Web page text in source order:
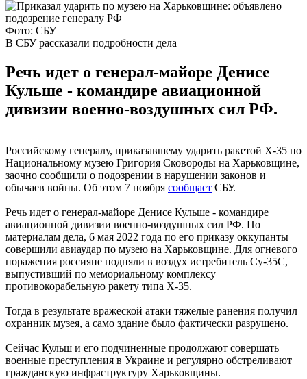
Фото: СБУ
В СБУ рассказали подробности дела
Речь идет о генерал-майоре Денисе
Кульше - командире авиационной
дивизии военно-воздушных сил РФ.
Российскому генералу, приказавшему ударить ракетой Х-35 по
Национальному музею Григория Сковороды на Харьковщине,
заочно сообщили о подозрении в нарушении законов и
обычаев войны. Об этом 7 ноября сообщает СБУ.
Речь идет о генерал-майоре Денисе Кульше - командире
авиационной дивизии военно-воздушных сил РФ. По
материалам дела, 6 мая 2022 года по его приказу оккупанты
совершили авиаудар по музею на Харьковщине. Для огневого
поражения россияне подняли в воздух истребитель Су-35С,
выпустивший по мемориальному комплексу
противокорабельную ракету типа Х-35.
Тогда в результате вражеской атаки тяжелые ранения получил
охранник музея, а само здание было фактически разрушено.
Сейчас Кульш и его подчиненные продолжают совершать
военные преступления в Украине и регулярно обстреливают
гражданскую инфраструктуру Харьковщины.